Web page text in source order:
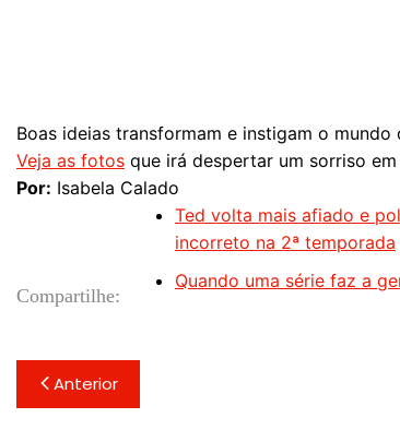
Boas ideias transformam e instigam o mundo
Veja as fotos que irá despertar um sorriso
Por: Isabela Calado
Compartilhe:
Ted volta mais afiado e
incorreto na 2ª temporada
Quando uma série faz a
Navegação
de
Anterior